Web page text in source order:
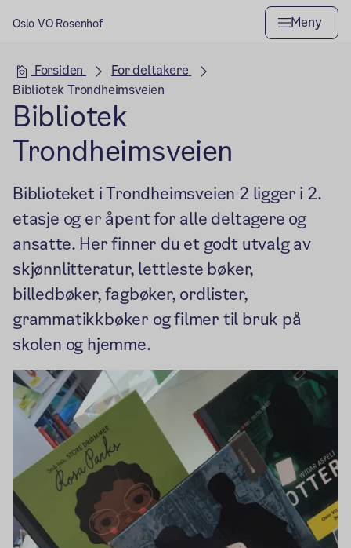
Oslo VO Rosenhof Meny
Hovedseksjon
Forsiden
For deltakere
Bibliotek Trondheimsveien
Bibliotek
Trondheimsveien
Biblioteket i Trondheimsveien 2 ligger i 2.
etasje og er åpent for alle deltagere og
ansatte. Her finner du et godt utvalg av
skjønnlitteratur, lettleste bøker,
billedbøker, fagbøker, ordlister,
grammatikkbøker og filmer til bruk på
skolen og hjemme.